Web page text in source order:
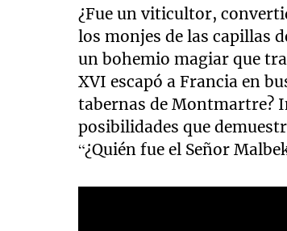
¿Fue un viticultor,
los monjes de las capillas
un bohemio magiar que
XVI escapó a Francia en
tabernas de Montmartre?
posibilidades que
“¿Quién fue el Señor